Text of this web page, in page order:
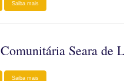
Saiba mais
Seara de
Saiba mais